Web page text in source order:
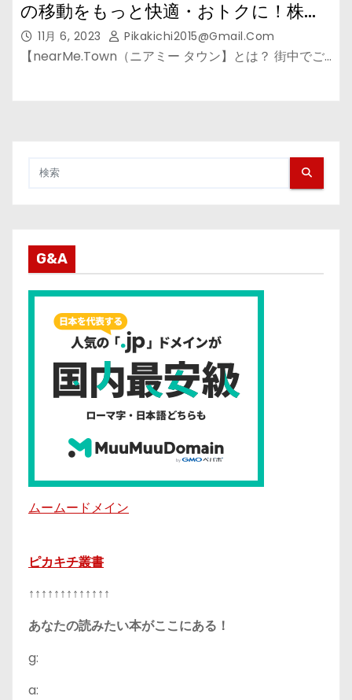
の移動をもっと快適・おトクに！株式
会社ＮｅａｒＭｅ
11月 6, 2023 Pikakichi2015@gmail.com
【nearMe.Town（ニアミー タウン】とは？ 街中でご…
G&A
ムームードメイン
ピカキチ叢書
↑↑↑↑↑↑↑↑↑↑↑↑↑
あなたの読みたい本がここにある！
g:
a: